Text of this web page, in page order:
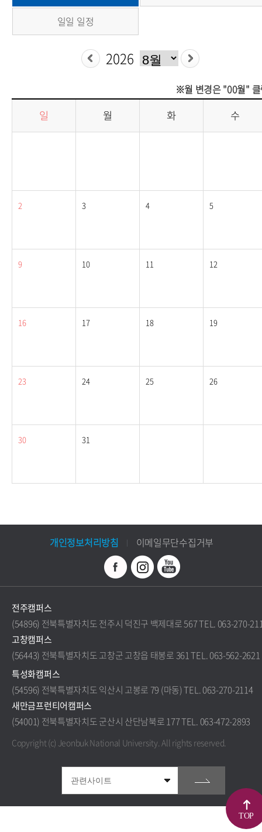
일일 일정
※월 변경은 "00월"
일 월 화 수
2 3 4 5
9 10 11 12
16 17 18 19
23 24 25 26
30 31
개인정보처리방침 이메일무단수집거부
전주캠퍼스
(54896) 전북특별자치도 전주시 덕진구 백제대로 567 TEL. 063-270-
고창캠퍼스
(56443) 전북특별자치도 고창군 고창읍 태봉로 361 TEL. 063-562-2621
특성화캠퍼스
(54596) 전북특별자치도 익산시 고봉로 79 (마동) TEL. 063-270-2114
새만금프런티어캠퍼스
(54001) 전북특별자치도 군산시 산단남북로 177 TEL. 063-472-2893
Copyright (c) Jeonbuk National University. All rights reserved.
TOP